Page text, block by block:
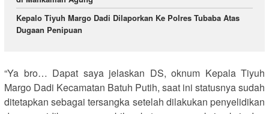
Kepalo Tiyuh Margo Dadi Dilaporkan Ke Polres Tubaba Atas
Dugaan Penipuan
“Ya bro… Dapat saya jelaskan DS, oknum Kepala Tiyuh
Margo Dadi Kecamatan Batuh Putih, saat ini statusnya sudah
ditetapkan sebagai tersangka setelah dilakukan penyelidikan